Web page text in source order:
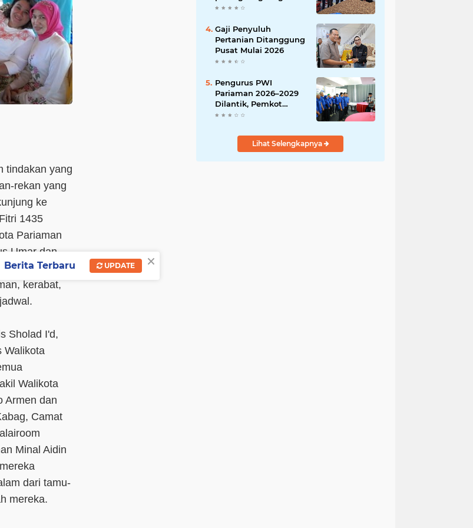
tindakan yang
rekan yang
ke
1435
Pariaman
Umar dan
internal
kerabat,
Sholad I'd,
Walikota
Walikota
Armen dan
Camat
Minal Aidin
dari tamu-
mereka.
India
Gaji Penyuluh
Pertanian Ditanggung
Pusat Mulai 2026
Pengurus PWI
Pariaman 2026–2029
Dilantik, Pemkot
Tekankan Sinergi dan
Lihat Selengkapnya
×
Berita Terbaru UPDATE